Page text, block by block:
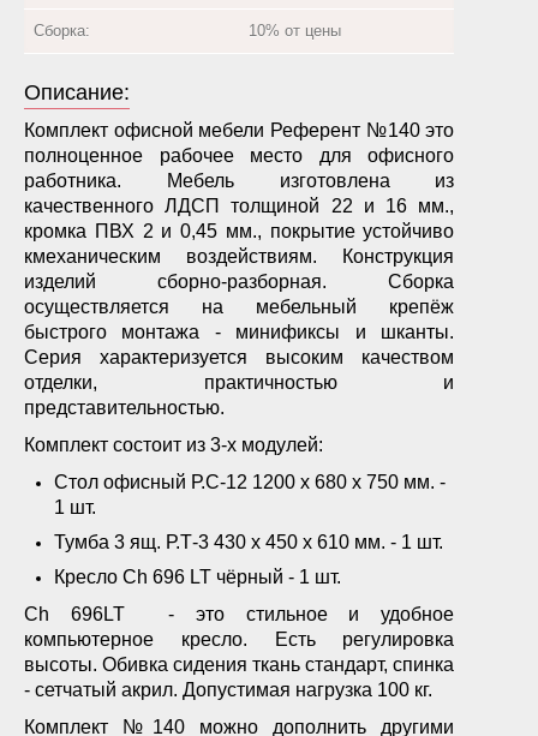
Сборка: 10% от цены
Описание:
Комплект офисной мебели Референт №140 это
полноценное рабочее место для офисного
работника. Мебель изготовлена из
качественного ЛДСП толщиной 22 и 16 мм.,
кромка ПВХ 2 и 0,45 мм., покрытие устойчиво
кмеханическим воздействиям. Конструкция
изделий сборно-разборная. Сборка
осуществляется на мебельный крепёж
быстрого монтажа - минификсы и шканты.
Серия характеризуется высоким качеством
отделки, практичностью и
представительностью.
Комплект состоит из 3-х модулей:
Стол офисный Р.С-12 1200 х 680 х 750 мм. -
1 шт.
Тумба 3 ящ. Р.Т-3 430 х 450 х 610 мм. - 1 шт.
Кресло Ch 696 LT чёрный - 1 шт.
Ch 696LT - это стильное и удобное
компьютерное кресло. Есть регулировка
высоты. Обивка сидения ткань стандарт, спинка
- сетчатый акрил. Допустимая нагрузка 100 кг.
Комплект №140 можно дополнить другими